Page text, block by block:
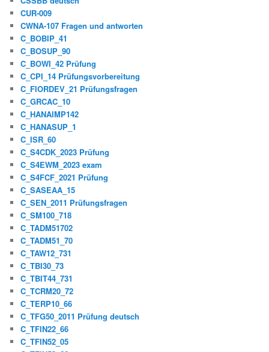
CUR-009
CWNA-107 Fragen und antworten
C_BOBIP_41
C_BOSUP_90
C_BOWI_42 Prüfung
C_CPI_14 Prüfungsvorbereitung
C_FIORDEV_21 Prüfungsfragen
C_GRCAC_10
C_HANAIMP142
C_HANASUP_1
C_ISR_60
C_S4CDK_2023 Prüfung
C_S4EWM_2023 exam
C_S4FCF_2021 Prüfung
C_SASEAA_15
C_SEN_2011 Prüfungsfragen
C_SM100_718
C_TADM51702
C_TADM51_70
C_TAW12_731
C_TBI30_73
C_TBIT44_731
C_TCRM20_72
C_TERP10_66
C_TFG50_2011 Prüfung deutsch
C_TFIN22_66
C_TFIN52_05